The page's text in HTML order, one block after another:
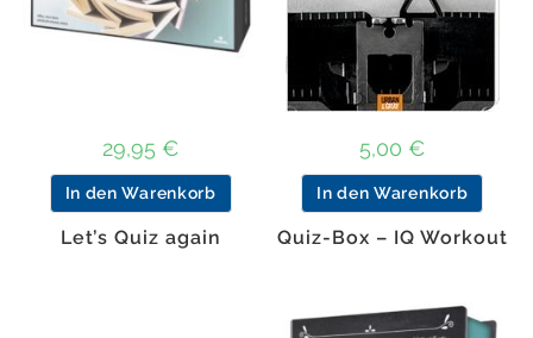
29,95 €
In den Warenkorb
5,00 €
In den Warenkorb
Let’s Quiz again Quiz-Box – IQ Workout